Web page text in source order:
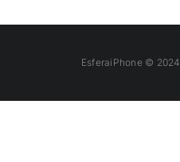
EsferaiPhone © 2024